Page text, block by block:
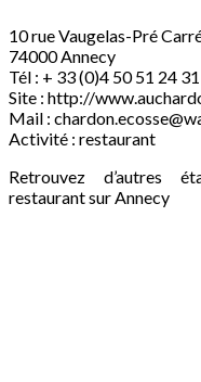
10 rue Vaugelas-Pré
74000 Annecy
Tél : + 33 (0)4 50 51 24 31
Site : http://
Mail :
Activité : restaurant
Retrouvez d’autres
restaurant sur Annecy